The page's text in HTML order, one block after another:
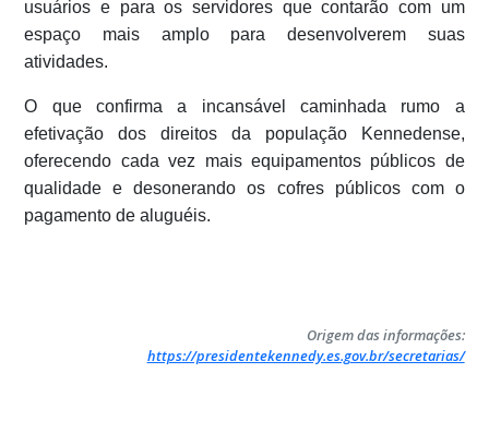
usuários e para os servidores que contarão com um
espaço mais amplo para desenvolverem suas
atividades.
O que confirma a incansável caminhada rumo a
efetivação dos direitos da população Kennedense,
oferecendo cada vez mais equipamentos públicos de
qualidade e desonerando os cofres públicos com o
pagamento de aluguéis.
Origem das informações:
https://presidentekennedy.es.gov.br/secretarias/